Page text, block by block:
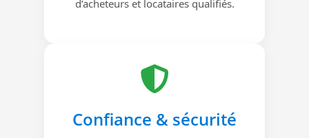
d’acheteurs et locataires qualifiés.
Confiance & sécurité